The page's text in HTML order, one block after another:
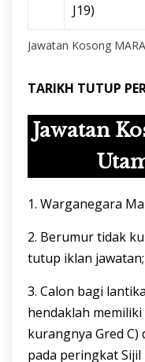
J19)
Jawatan Kosong MARA
TARIKH TUTUP
Jawatan
1. Warganegara
2. Berumur tidak
tutup iklan
3. Calon bagi
hendaklah
kurangnya Gred C)
pada peringkat Sijil